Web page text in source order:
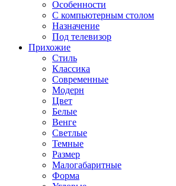
Особенности
С компьютерным столом
Назначение
Под телевизор
Прихожие
Стиль
Классика
Современные
Модерн
Цвет
Белые
Венге
Светлые
Темные
Размер
Малогабаритные
Форма